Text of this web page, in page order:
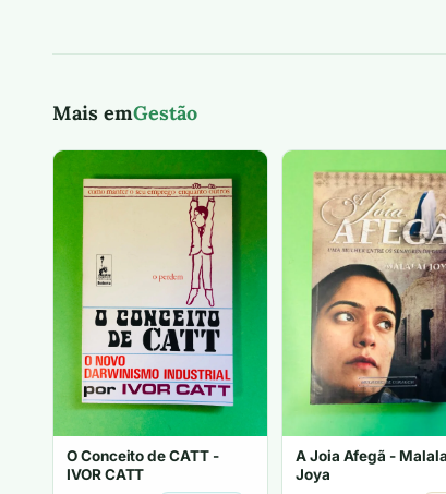
Mais emGestão
O Conceito de CATT -
IVOR CATT
A Joia Afegã -
Joya